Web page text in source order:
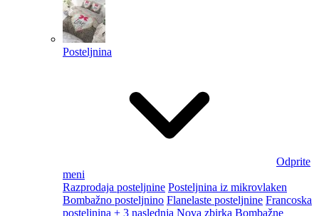
Posteljnina
Odprite
meni
Razprodaja posteljnine Posteljnina iz mikrovlaken
Bombažno posteljnino Flanelaste posteljnine Francoska
posteljnina + 3 naslednja Nova zbirka Bombažne